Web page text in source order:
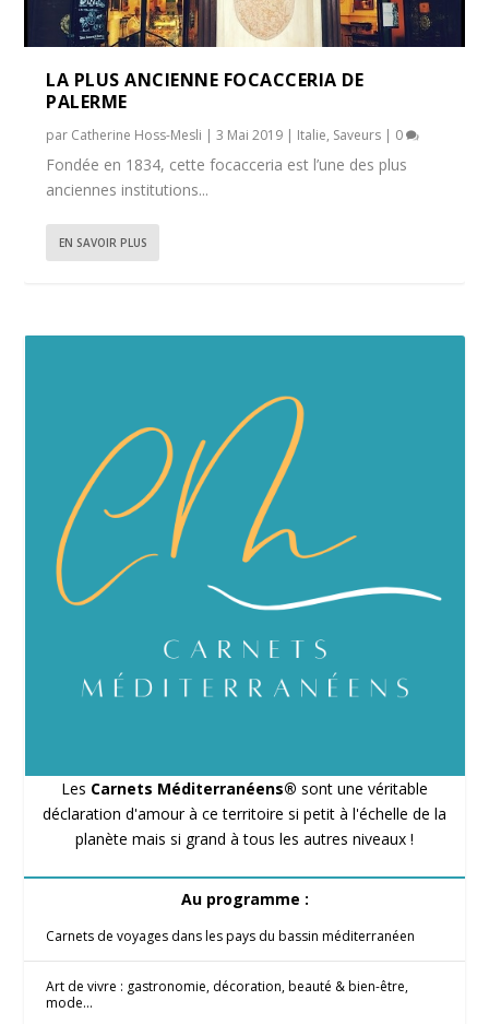
LA PLUS ANCIENNE FOCACCERIA DE
PALERME
par Catherine Hoss-Mesli |3 Mai 2019 | Italie, Saveurs | 0
Fondée en 1834, cette focacceria est l’une des plus
anciennes institutions...
EN SAVOIR PLUS
Les Carnets Méditerranéens® sont une véritable
déclaration d'amour à ce territoire si petit à l'échelle de la
planète mais si grand à tous les autres niveaux !
Au programme :
Carnets de voyages dans les pays du bassin méditerranéen
Art de vivre : gastronomie, décoration, beauté & bien-être,
mode...